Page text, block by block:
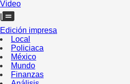
Video
Edición impresa
Local
Policiaca
México
Mundo
Finanzas